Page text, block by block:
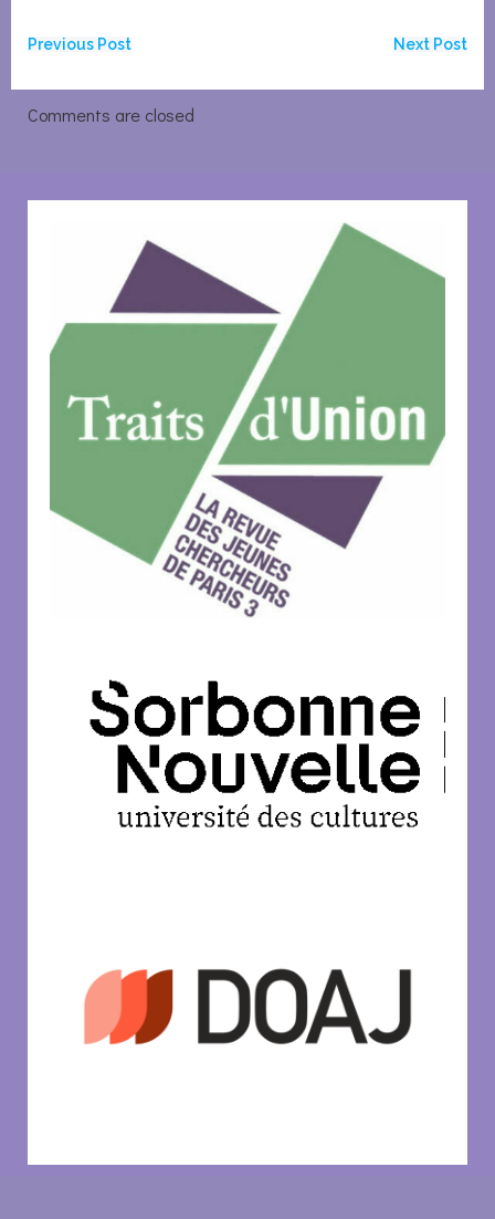
Navigation
de
Previous Post
Navigation
Next Post
Comments are closed